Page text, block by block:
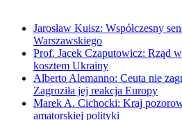
Jarosław Kuisz: Współczesny
Warszawskiego
Prof. Jacek Czaputowicz: Rząd
kosztem Ukrainy
Alberto Alemanno: Ceuta nie
Zagroziła jej reakcja Europy
Marek A. Cichocki: Kraj
amatorskiej polityki